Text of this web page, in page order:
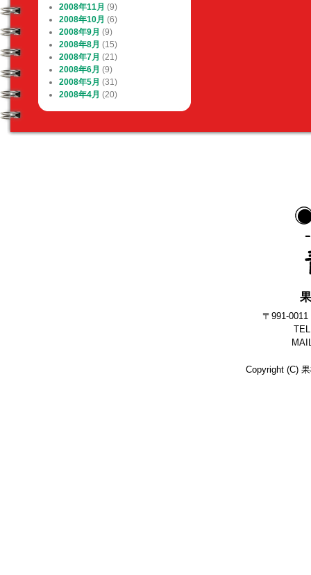
2008年11月 (9)
2008年10月 (6)
2008年9月 (9)
2008年8月 (15)
2008年7月 (21)
2008年6月 (9)
2008年5月 (31)
2008年4月 (20)
〒991-
Copyright (C)